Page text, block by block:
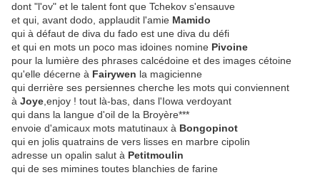
dont "l'ov" et le talent font que Tchekov s'ensauve
et qui, avant dodo, applaudit l'amie Mamido
qui à défaut de diva du fado est une diva du défi
et qui en mots un poco mas idoines nomine Pivoine
pour la lumière des phrases calcédoine et des images cétoine
qu'elle décerne à Fairywen la magicienne
qui derrière ses persiennes cherche les mots qui conviennent
à Joye ,enjoy ! tout là-bas, dans l'Iowa verdoyant
qui dans la langue d'oil de la Broyère***
envoie d'amicaux mots matutinaux à Bongopinot
qui en jolis quatrains de vers lisses en marbre cipolin
adresse un opalin salut à Petitmoulin
qui de ses mimines toutes blanchies de farine